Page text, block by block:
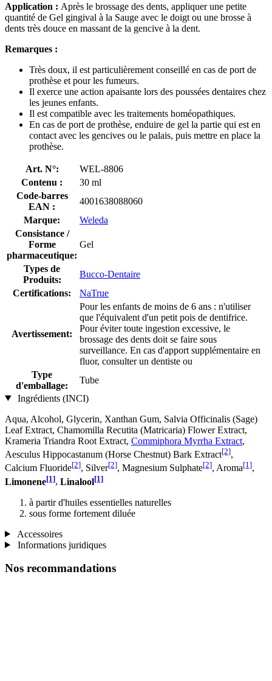
Application : Après le brossage des dents, appliquer une petite
quantité de Gel gingival à la Sauge avec le doigt ou une brosse à
dents très douce en massant de la gencive à la dent.
Remarques :
Très doux, il est particulièrement conseillé en cas de port de
prothèse et pour les fumeurs.
Il exerce une action apaisante lors des poussées dentaires chez
les jeunes enfants.
Il est compatible avec les traitements homéopathiques.
En cas de port de prothèse, enduire de gel la partie qui est en
contact avec les gencives ou le palais, puis mettre en place la
prothèse.
Art. N°:
WEL-8806
Contenu :
30 ml
Code-barres
EAN :
4001638088060
Marque:
Weleda
Consistance /
Forme
pharmaceutique:
Gel
Types de
Produits:
Bucco-Dentaire
Certifications:
NaTrue
Avertissement:
Pour les enfants de moins de 6 ans : n'utiliser
que l'équivalent d'un petit pois de dentifrice.
Pour éviter toute ingestion excessive, le
brossage des dents doit se faire sous
surveillance. En cas d'apport supplémentaire en
fluor, consulter un dentiste ou
Type
d'emballage:
Tube
Ingrédients (INCI)
Aqua, Alcohol, Glycerin, Xanthan Gum, Salvia Officinalis (Sage)
Leaf Extract, Chamomilla Recutita (Matricaria) Flower Extract,
Krameria Triandra Root Extract, Commiphora Myrrha Extract,
Aesculus Hippocastanum (Horse Chestnut) Bark Extract[2],
Calcium Fluoride[2], Silver[2], Magnesium Sulphate[2], Aroma[1],
Limonene[1], Linalool[1]
à partir d'huiles essentielles naturelles
sous forme fortement diluée
Accessoires
Informations juridiques
Nos recommandations